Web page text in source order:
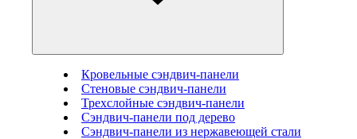
Кровельные сэндвич-панели
Стеновые cэндвич-панели
Трехслойные сэндвич-панели
Сэндвич-панели под дерево
Сэндвич-панели из нержавеющей стали